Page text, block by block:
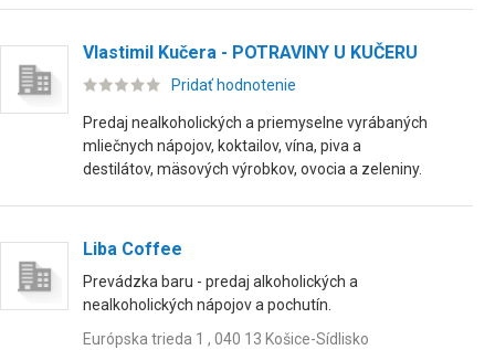
Vlastimil Kučera - POTRAVINY U KUČERU
Pridať hodnotenie
Predaj nealkoholických a priemyselne vyrábaných
mliečnych nápojov, koktailov, vína, piva a
destilátov, mäsových výrobkov, ovocia a zeleniny.
Liba Coffee
Prevádzka baru - predaj alkoholických a
nealkoholických nápojov a pochutín.
Európska trieda 1 , 040 13 Košice-Sídlisko